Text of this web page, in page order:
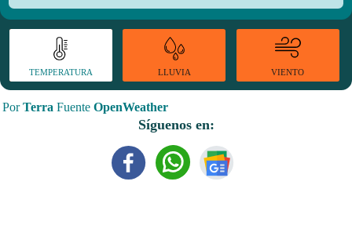
TEMPERATURA LLUVIA VIENTO
PorTerra Fuente OpenWeather
Síguenos en: